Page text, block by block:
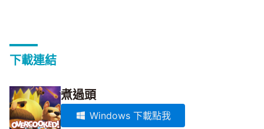
下載連結
煮過頭
Windows 下載點我